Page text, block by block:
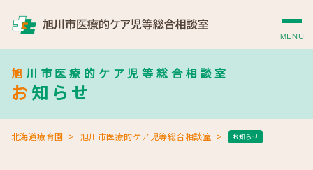
MENU
旭川市医療的ケア児等総合相談室
お知らせ
北海道療育園 旭川市医療的ケア児等総合相談室 お知らせ